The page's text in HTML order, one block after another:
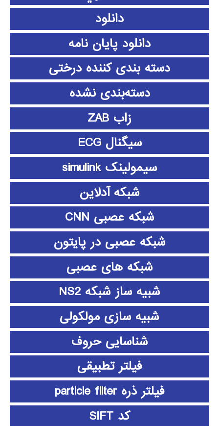
دانلود
دانلود پايان نامه
دسته بندی کننده درختی
دسته‌بندی نشده
زاب ZAB
سیگنال ECG
سیمولینک simulink
شبکه آدلاین
شبکه عصبی CNN
شبکه عصبی در پایتون
شبکه های عصبی
شبیه ساز شبکه NS2
شبیه سازی مولکولی
شناسایی حروف
فیلتر تطبیقی
فیلتر ذره particle filter
کد SIFT